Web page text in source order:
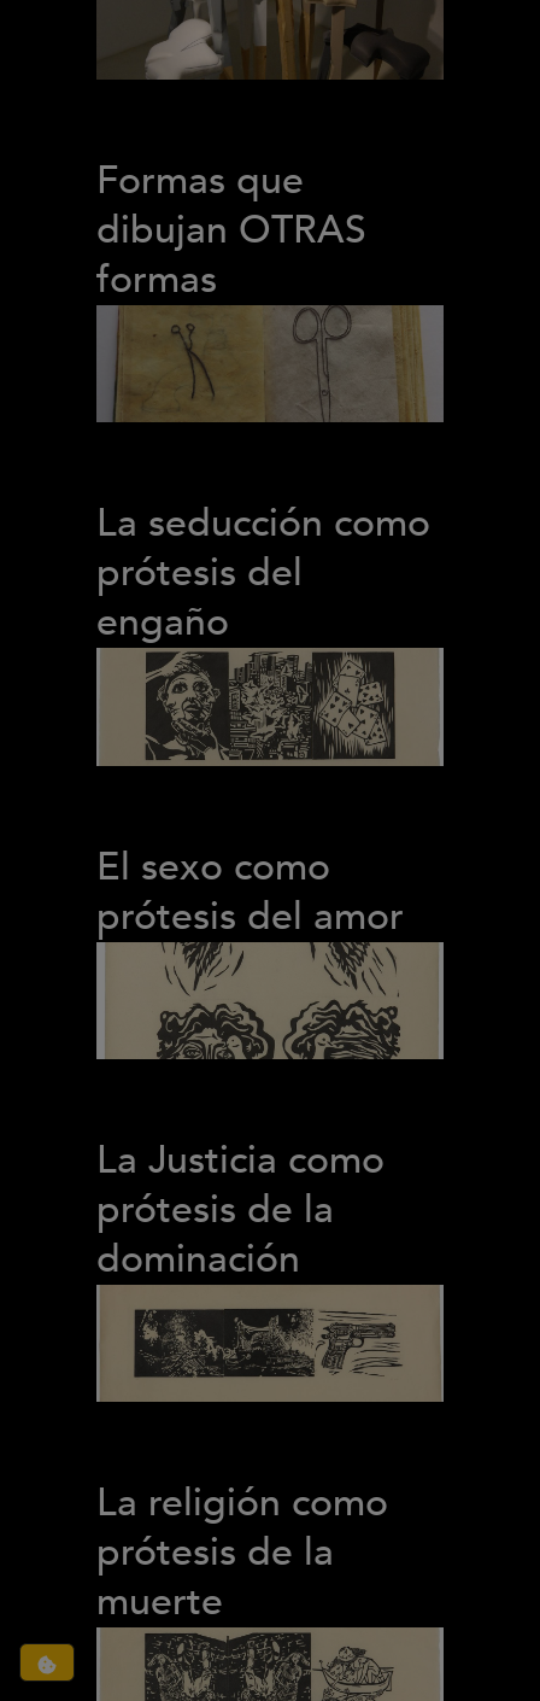
Configuración de cookies
(abre en ventana modal)
Formas que
dibujan OTRAS
formas
La seducción como
prótesis del
engaño
El sexo como
prótesis del amor
La Justicia como
prótesis de la
dominación
La religión como
prótesis de la
muerte